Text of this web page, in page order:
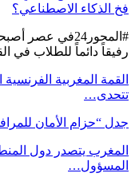
فخ الذكاء الاصطناعي؟
#المحور24 ​في
رفيقاً دائماً للطلاب في
تتحدى…
جدل “حزام الأمان
المغرب يتصدر دول
المسؤول…